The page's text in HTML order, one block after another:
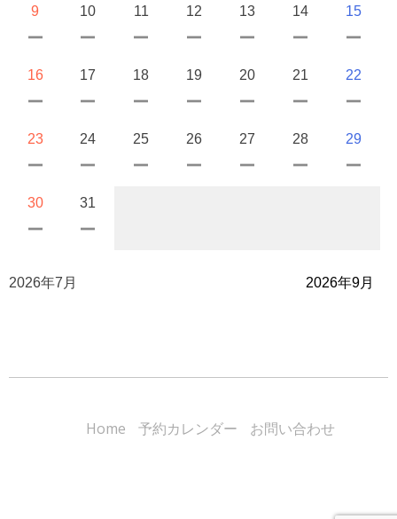
9 10 11 12 13 14 15
16 17 18 19 20 21 22
23 24 25 26 27 28 29
30 31
2026年7月 2026年9月
Home 予約カレンダー お問い合わせ